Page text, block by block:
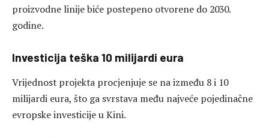
proizvodne linije biće postepeno otvorene do 2030.
godine.
Investicija teška 10 milijardi eura
Vrijednost projekta procjenjuje se na između 8 i 10
milijardi eura, što ga svrstava među najveće pojedinačne
evropske investicije u Kini.